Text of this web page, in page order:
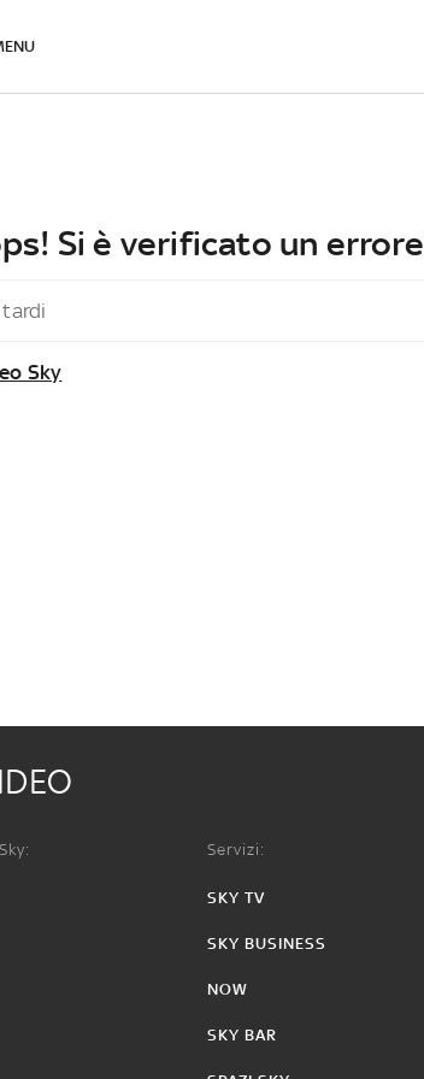
Si è verificato un errore
tardi
Sky
Servizi:
SKY TV
SKY BUSINESS
NOW
SKY BAR